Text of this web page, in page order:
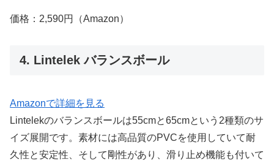
価格：2,590円（Amazon）
4. Lintelek バランスボール
Amazonで詳細を見る
Lintelekのバランスボールは55cmと65cmという2種類のサ
イズ展開です。素材には高品質のPVCを使用していて耐
久性と安定性、そして剛性があり、滑り止め機能も付いて